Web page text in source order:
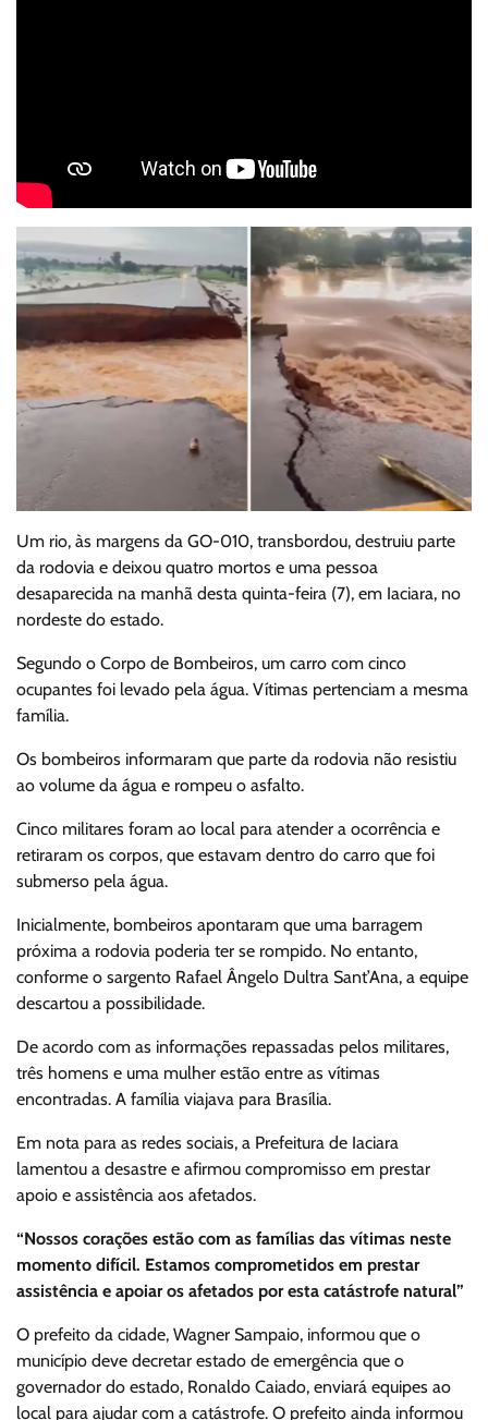
Um rio, às margens da GO-010, transbordou, destruiu parte
da rodovia e deixou quatro mortos e uma pessoa
desaparecida na manhã desta quinta-feira (7), em Iaciara, no
nordeste do estado.
Segundo o Corpo de Bombeiros, um carro com cinco
ocupantes foi levado pela água. Vítimas pertenciam a mesma
família.
Os bombeiros informaram que parte da rodovia não resistiu
ao volume da água e rompeu o asfalto.
Cinco militares foram ao local para atender a ocorrência e
retiraram os corpos, que estavam dentro do carro que foi
submerso pela água.
Inicialmente, bombeiros apontaram que uma barragem
próxima a rodovia poderia ter se rompido. No entanto,
conforme o sargento Rafael Ângelo Dultra Sant’Ana, a equipe
descartou a possibilidade.
De acordo com as informações repassadas pelos militares,
três homens e uma mulher estão entre as vítimas
encontradas. A família viajava para Brasília.
Em nota para as redes sociais, a Prefeitura de Iaciara
lamentou a desastre e afirmou compromisso em prestar
apoio e assistência aos afetados.
“Nossos corações estão com as famílias das vítimas neste
momento difícil. Estamos comprometidos em prestar
assistência e apoiar os afetados por esta catástrofe natural”
O prefeito da cidade, Wagner Sampaio, informou que o
município deve decretar estado de emergência que o
governador do estado, Ronaldo Caiado, enviará equipes ao
local para ajudar com a catástrofe. O prefeito ainda informou